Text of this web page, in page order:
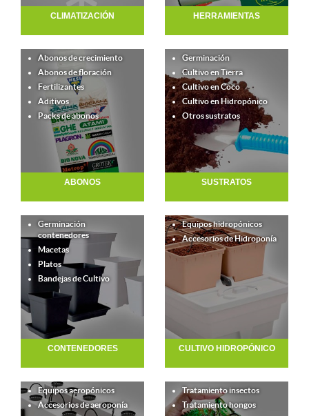
CLIMATIZACIÓN HERRAMIENTAS
Abonos de crecimiento
Abonos de floración
Fertilizantes
Aditivos
Packs de abonos
ABONOS
Germinación
Cultivo en Tierra
Cultivo en Coco
Cultivo en Hidropónico
Otros sustratos
SUSTRATOS
Germinación
contenedores
Macetas
Platos
Bandejas de Cultivo
CONTENEDORES
Equipos hidropónicos
Accesorios de Hidroponía
CULTIVO HIDROPÓNICO
Equipos aeropónicos
Accesorios de aeroponía
Tratamiento insectos
Tratamiento hongos